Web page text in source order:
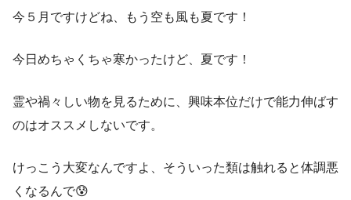
今５月ですけどね、もう空も風も夏です！
今日めちゃくちゃ寒かったけど、夏です！
霊や禍々しい物を見るために、興味本位だけで能力伸ばす
のはオススメしないです。
けっこう大変なんですよ、そういった類は触れると体調悪
くなるんで😰